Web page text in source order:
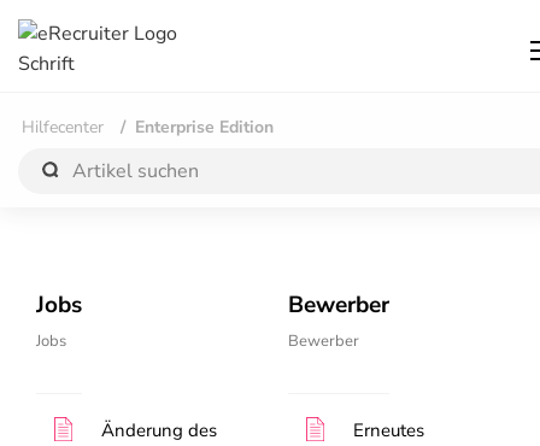
Hilfecenter Enterprise Edition
Jobs
Jobs
Änderung des
Bewerber
Bewerber
Erneutes